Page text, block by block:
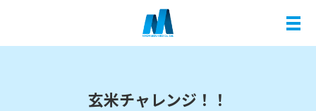
メ
玄米チャレンジ！！